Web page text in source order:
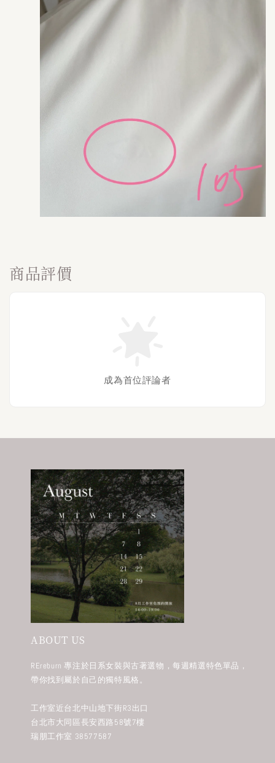
商品評價
成為首位評論者
ABOUT US
REreburn 專注於日系女裝與古著選物，每週精選特色單品，
帶你找到屬於自己的獨特風格。
工作室近台北中山地下街R3出口
台北市大同區長安西路58號7樓
瑞朋工作室 38577587